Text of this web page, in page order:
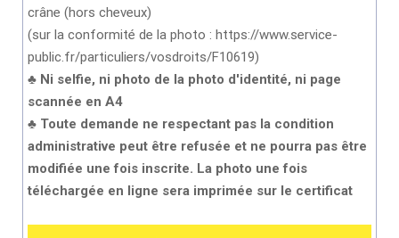
crâne (hors cheveux)
(sur la conformité de la photo : https://www.service-
public.fr/particuliers/vosdroits/F10619)
♣ Ni selfie, ni photo de la photo d'identité, ni page
scannée en A4
♣ Toute demande ne respectant pas la condition
administrative peut être refusée et ne pourra pas être
modifiée une fois inscrite. La photo une fois
téléchargée en ligne sera imprimée sur le certificat